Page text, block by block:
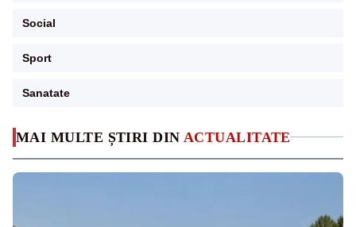
MAI MULTE ȘTIRI DIN ACTUALITATE
Social
Sport
Sanatate